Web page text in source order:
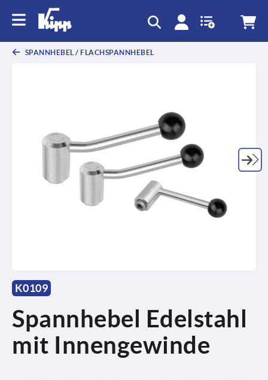
SPANNHEBEL / FLACHSPANNHEBEL
K0109
Spannhebel Edelstahl
mit Innengewinde